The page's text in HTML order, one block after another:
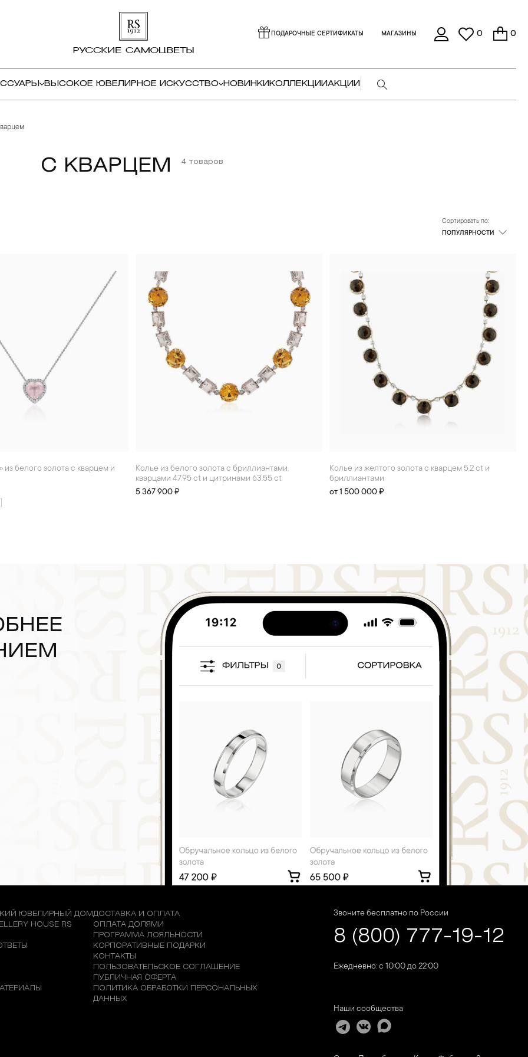
ПОДАРОЧНЫЕ СЕРТИФИКАТЫ МАГАЗИНЫ 0 0
ВЫСОКОЕ ЮВЕЛИРНОЕ ИСКУССТВО НОВИНКИ КОЛЛЕКЦИИАКЦИИ
С КВАРЦЕМ 4 товаров
Сортировать по:
ПОПУЛЯРНОСТИ
Колье из белого золота с бриллиантами,
кварцами 47.95 ct и цитринами 63.55 ct
5 367 900 ₽
Колье из желтого золота с кварцем 5.2 ct и
бриллиантами
от 1 500 000 ₽
ЮВЕЛИРНЫЙ ДОМ
HOUSE RS
ДОСТАВКА И ОПЛАТА
ОПЛАТА ДОЛЯМИ
ПРОГРАММА ЛОЯЛЬНОСТИ
КОРПОРАТИВНЫЕ ПОДАРКИ
КОНТАКТЫ
ПОЛЬЗОВАТЕЛЬСКОЕ СОГЛАШЕНИЕ
ПУБЛИЧНАЯ ОФЕРТА
ПОЛИТИКА ОБРАБОТКИ ПЕРСОНАЛЬНЫХ
ДАННЫХ
Звоните бесплатно по России
8 (800) 777-19-12
Ежедневно: с 10:00 до 22:00
Наши сообщества